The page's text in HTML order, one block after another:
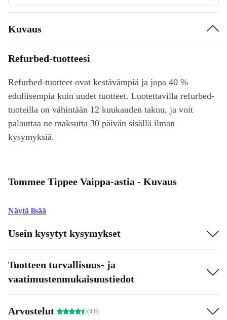
Kuvaus
Refurbed-tuotteesi
Refurbed-tuotteet ovat kestävämpiä ja jopa 40 %
edullisempia kuin uudet tuotteet. Luotettavilla refurbed-
tuoteilla on vähintään 12 kuukauden takuu, ja voit
palauttaa ne maksutta 30 päivän sisällä ilman
kysymyksiä.
Tommee Tippee Vaippa-astia - Kuvaus
Näytä lisää
Usein kysytyt kysymykset
Tuotteen turvallisuus- ja
vaatimustenmukaisuustiedot
Arvostelut (4.6)